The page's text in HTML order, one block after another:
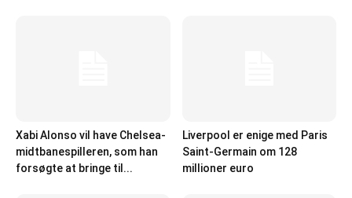
Xabi Alonso vil have Chelsea-
midtbanespilleren, som han
forsøgte at bringe til...
Liverpool er enige med Paris
Saint-Germain om 128
millioner euro